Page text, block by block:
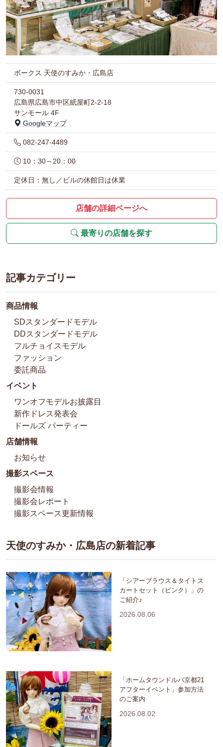
ボークス 天使のすみか・広島店
730-0031
広島県広島市中区紙屋町2-2-18
サンモール 4F
Googleマップ
082-247-4489
10：30～20：00
定休日：無し／ビルの休館日は休業
店舗の詳細ページへ
最寄りの店舗を探す
記事カテゴリー
商品情報
SDスタンダードモデル
DDスタンダードモデル
フルチョイスモデル
ファッション
委託商品
イベント
ワンオフモデルお披露目
新作ドレス発表会
ドールズ パーティー
店舗情報
お知らせ
撮影スペース
撮影会情報
撮影会レポート
撮影スペース更新情報
天使のすみか・広島店の新着記事
「シアーブラウス＆タイトス
カートセット（ピンク）」の
ご紹介♪
2026.08.06
「ホームタウンドルパ京都21
アフターイベント」参加方法
のご案内
2026.08.02